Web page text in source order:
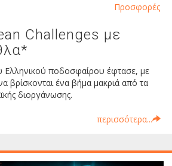
Challenges με
Ελληνικού ποδοσφαίρου έφτασε, με
βρίσκονται ένα βήμα μακριά από τα
διοργάνωσης.
περισσότερα...
Προσφορές